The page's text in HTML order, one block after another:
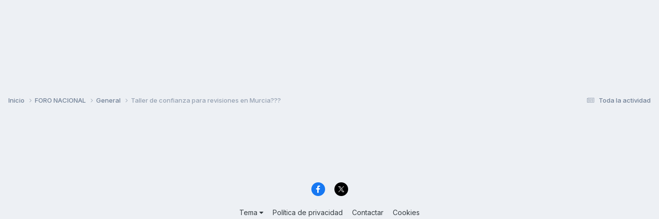
Toda la actividad
Inicio FORO NACIONAL General Taller de confianza para revisiones en Murcia???
Tema Política de privacidad Contactar Cookies